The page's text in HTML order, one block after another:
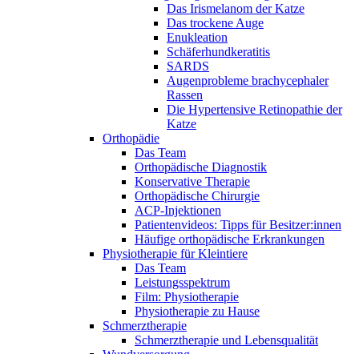
Das Irismelanom der Katze
Das trockene Auge
Enukleation
Schäferhundkeratitis
SARDS
Augenprobleme brachycephaler
Rassen
Die Hypertensive Retinopathie der
Katze
Orthopädie
Das Team
Orthopädische Diagnostik
Konservative Therapie
Orthopädische Chirurgie
ACP-Injektionen
Patientenvideos: Tipps für Besitzer:innen
Häufige orthopädische Erkrankungen
Physiotherapie für Kleintiere
Das Team
Leistungsspektrum
Film: Physiotherapie
Physiotherapie zu Hause
Schmerztherapie
Schmerztherapie und Lebensqualität